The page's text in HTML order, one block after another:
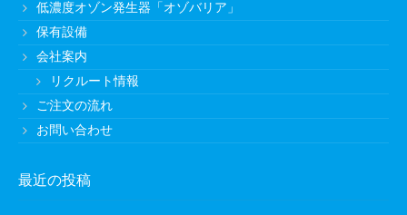
低濃度オゾン発生器「オゾバリア」
保有設備
会社案内
リクルート情報
ご注文の流れ
お問い合わせ
最近の投稿